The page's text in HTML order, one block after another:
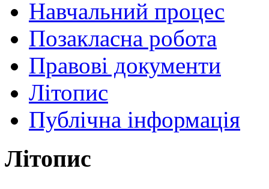
Навчальний процес
Позакласна робота
Правові документи
Літопис
Публічна інформація
Літопис